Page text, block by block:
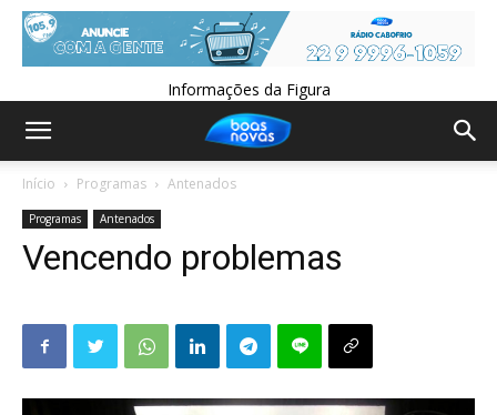
Informações da Figura
Início Programas Antenados
Programas Antenados
Vencendo problemas